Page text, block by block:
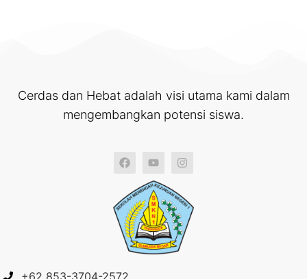
Cerdas dan Hebat adalah visi utama kami dalam
mengembangkan potensi siswa.
+62 853-3704-2572